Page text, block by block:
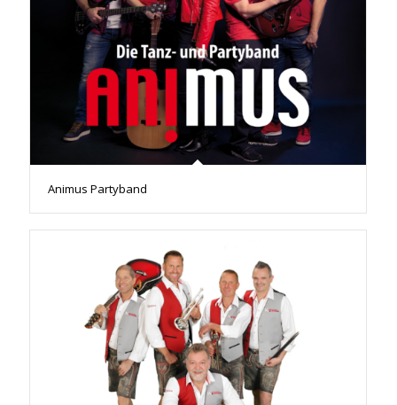
Animus Partyband